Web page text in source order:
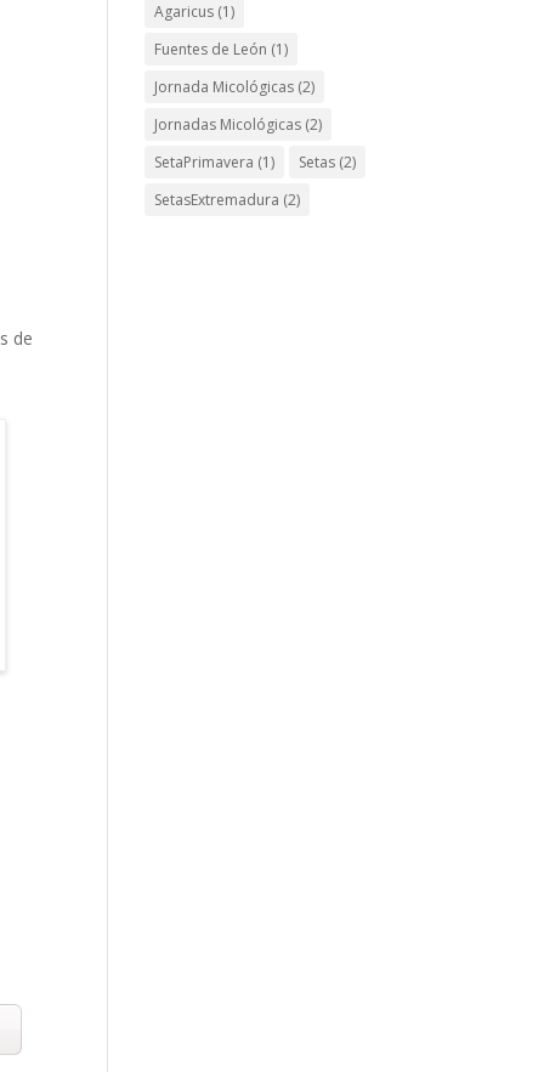
de
Agaricus (1)
Fuentes de León (1)
Jornada Micológicas (2)
Jornadas Micológicas (2)
SetaPrimavera (1) Setas (2)
SetasExtremadura (2)